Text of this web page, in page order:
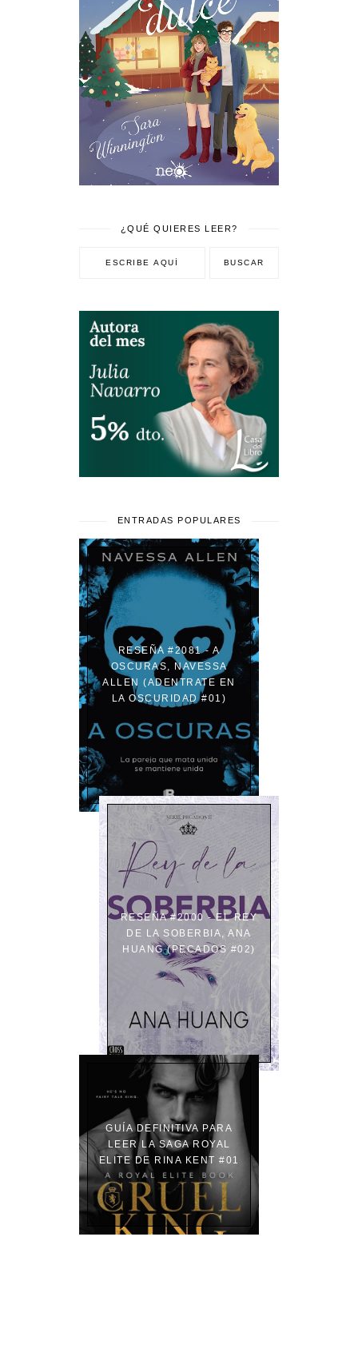
¿QUÉ QUIERES LEER?
ENTRADAS POPULARES
RESEÑA #2081 - A
OSCURAS, NAVESSA
ALLEN (ADENTRATE EN
LA OSCURIDAD #01)
RESEÑA #2000 - EL REY
DE LA SOBERBIA, ANA
HUANG (PECADOS #02)
GUÍA DEFINITIVA PARA
LEER LA SAGA ROYAL
ELITE DE RINA KENT #01